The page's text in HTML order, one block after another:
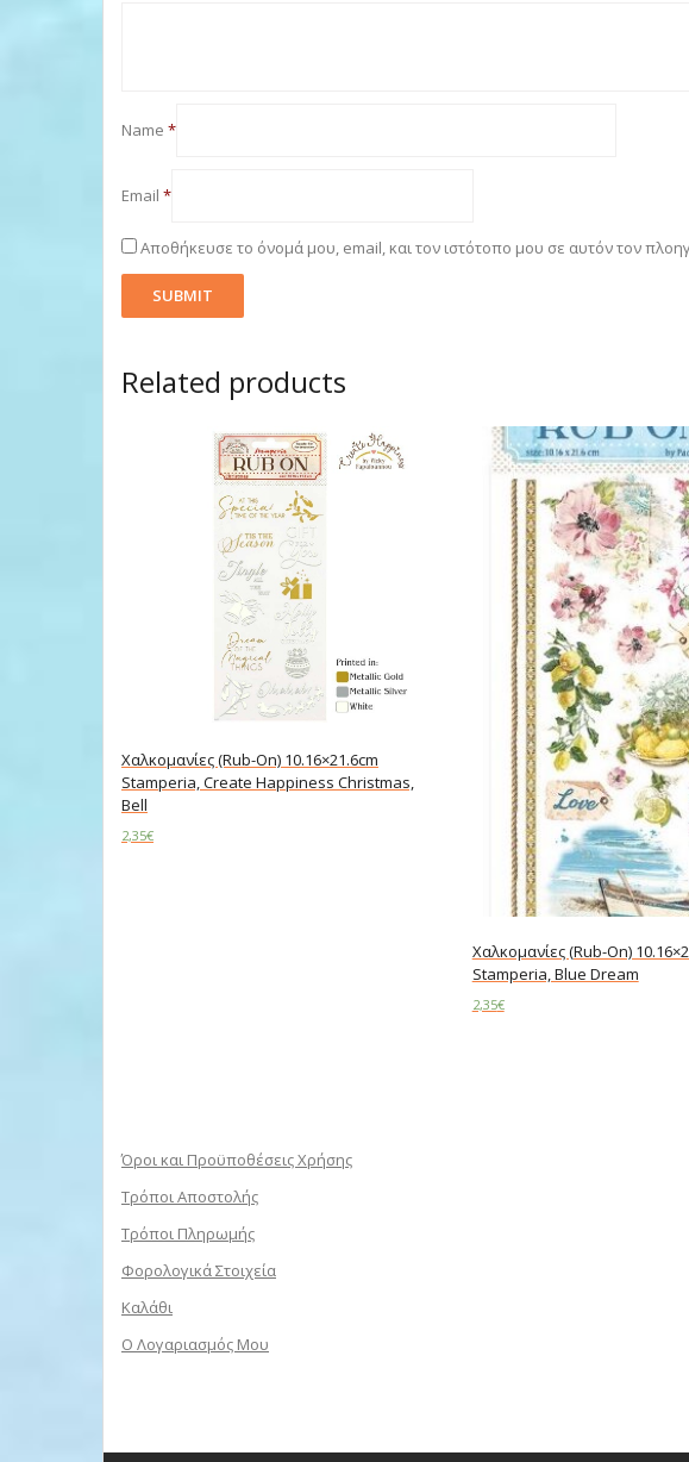
Name *
Email *
Αποθήκευσε το όνομά μου, email, και τον ιστότοπο μου σε αυτόν τον
Related products
Χαλκομανίες (Rub-On) 10.16×21.6cm
Stamperia, Create Happiness Christmas,
Bell
2,35€
Χαλκομανίες (Rub-On)
Stamperia, Blue Dream
2,35€
Όροι και Προϋποθέσεις Χρήσης
Τρόποι Αποστολής
Τρόποι Πληρωμής
Φορολογικά Στοιχεία
Καλάθι
Ο Λογαριασμός Μου